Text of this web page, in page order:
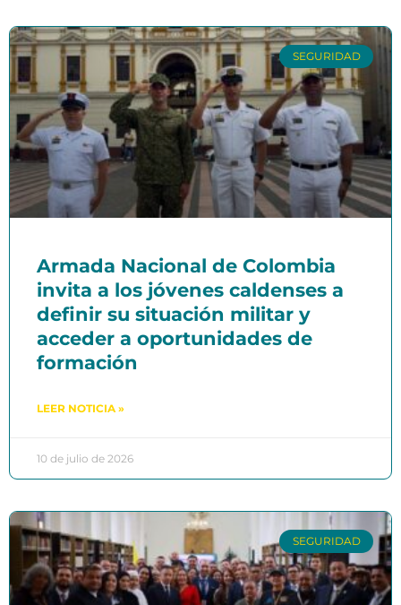
SEGURIDAD
Armada Nacional de Colombia
invita a los jóvenes caldenses a
definir su situación militar y
acceder a oportunidades de
formación
LEER NOTICIA »
10 de julio de 2026
SEGURIDAD